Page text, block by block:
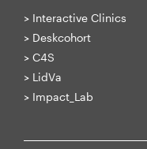
> Interactive Clinics
> Deskcohort
> C4S
> LidVa
> Impact_Lab